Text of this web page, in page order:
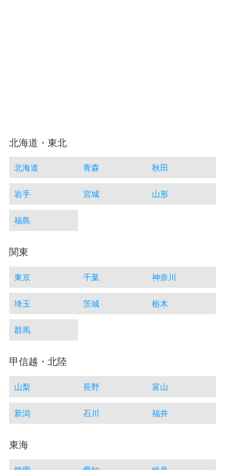
北海道・東北
北海道 青森 秋田
岩手 宮城 山形
福島
関東
東京 千葉 神奈川
埼玉 茨城 栃木
群馬
甲信越・北陸
山梨 長野 富山
新潟 石川 福井
東海